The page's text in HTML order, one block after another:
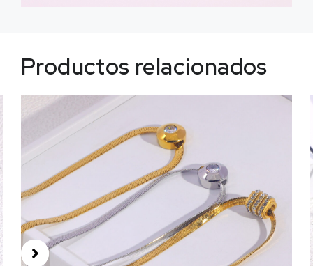
Productos relacionados